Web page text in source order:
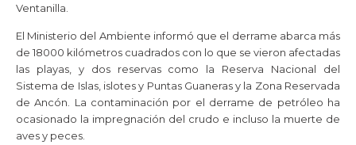
Ventanilla.
El Ministerio del Ambiente informó que el derrame abarca más
de 18000 kilómetros cuadrados con lo que se vieron afectadas
las playas, y dos reservas como la Reserva Nacional del
Sistema de Islas, islotes y Puntas Guaneras y la Zona Reservada
de Ancón. La contaminación por el derrame de petróleo ha
ocasionado la impregnación del crudo e incluso la muerte de
aves y peces.